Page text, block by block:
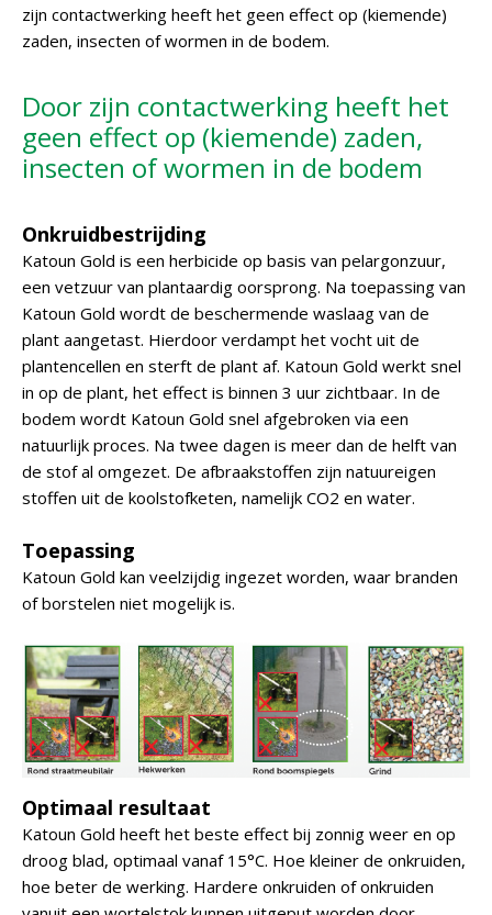
zijn contactwerking heeft het geen effect op (kiemende)
zaden, insecten of wormen in de bodem.
Door zijn contactwerking heeft het
geen effect op (kiemende) zaden,
insecten of wormen in de bodem
Onkruidbestrijding
Katoun Gold is een herbicide op basis van pelargonzuur,
een vetzuur van plantaardig oorsprong. Na toepassing van
Katoun Gold wordt de beschermende waslaag van de
plant aangetast. Hierdoor verdampt het vocht uit de
plantencellen en sterft de plant af. Katoun Gold werkt snel
in op de plant, het effect is binnen 3 uur zichtbaar. In de
bodem wordt Katoun Gold snel afgebroken via een
natuurlijk proces. Na twee dagen is meer dan de helft van
de stof al omgezet. De afbraakstoffen zijn natuureigen
stoffen uit de koolstofketen, namelijk CO2 en water.
Toepassing
Katoun Gold kan veelzijdig ingezet worden, waar branden
of borstelen niet mogelijk is.
Optimaal resultaat
Katoun Gold heeft het beste effect bij zonnig weer en op
droog blad, optimaal vanaf 15°C. Hoe kleiner de onkruiden,
hoe beter de werking. Hardere onkruiden of onkruiden